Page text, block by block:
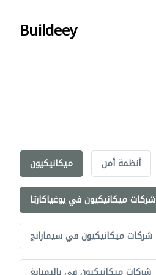
Buildeey
ميكانيكيون أنظمة أمن
شركات ميكانيكيون في يوغياكارتا
شركات ميكانيكيون في سيمارانج